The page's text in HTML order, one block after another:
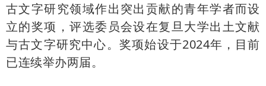
古文字研究领域作出突出贡献的青年学者而设
立的奖项，评选委员会设在复旦大学出土文献
与古文字研究中心。奖项始设于2024年，目前
已连续举办两届。